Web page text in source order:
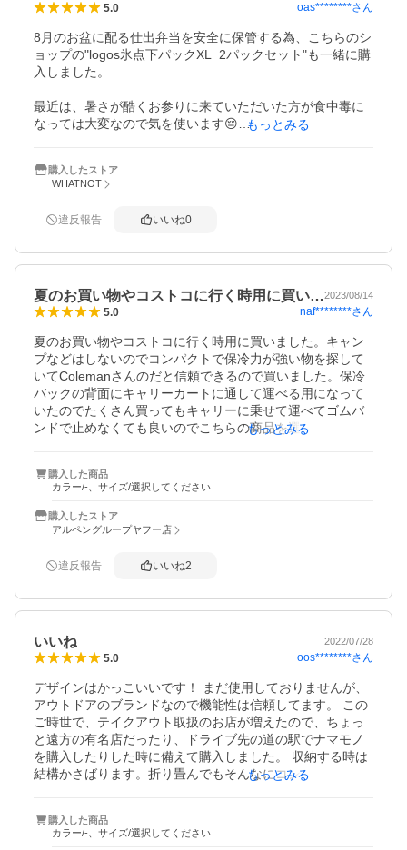
5.0 oas********さん
8月のお盆に配る仕出弁当を安全に保管する為、こちらのシ
ョップの"logos氷点下パックXL  2パックセット"も一緒に購
入しました。
最近は、暑さが酷くお参りに来ていただいた方が食中毒に
なっては大変なので気を使います😔
耐久性は分かりませんが、機能性はColemanというブラン
し、災害時の備えとして冷蔵庫替わりにもなるし買って良
もっとみる
購入したストア
WHATNOT
違反報告 いいね0
夏のお買い物やコストコに行く時用に買い…2023/08/14
5.0 naf********さん
夏のお買い物やコストコに行く時用に買いました。キャン
プなどはしないのでコンパクトで保冷力が強い物を探して
いてColemanさんのだと信頼できるので買いました。保冷
バックの背面にキャリーカートに通して運べる用になって
いたのでたくさん買ってもキャリーに乗せて運べてゴムバ
ンドで止めなくても良いのでこちらの商品を選びました。
んだ時でも思ったより大きいです。w
もっとみる
購入した商品
カラー/-、サイズ/選択してください
購入したストア
アルペングループヤフー店
違反報告 いいね2
いいね 2022/07/28
5.0 oos********さん
デザインはかっこいいです！ まだ使用しておりませんが、
アウトドアのブランドなので機能性は信頼してます。 この
ご時世で、テイクアウト取扱のお店が増えたので、ちょっ
と遠方の有名店だったり、ドライブ先の道の駅でナマモノ
を購入したりした時に備えて購入しました。 収納する時は
結構かさばります。折り畳んでもそんなにコンパクトには
もっとみる
購入した商品
カラー/-、サイズ/選択してください